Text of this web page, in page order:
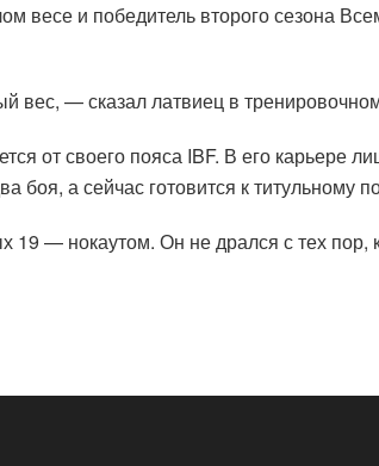
весе и победитель второго сезона
вес, — сказал латвиец в
от своего пояса IBF. В его карьере
боя, а сейчас готовится к титульному
19 — нокаутом. Он не дрался с тех